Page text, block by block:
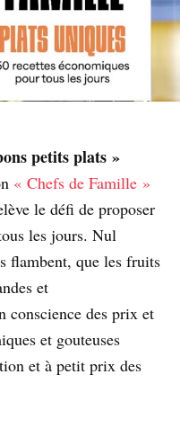
petits plats »
« Chefs de Famille »
le défi de proposer
les jours. Nul
flambent, que les fruits
et
conscience des prix et
et gouteuses
et à petit prix des